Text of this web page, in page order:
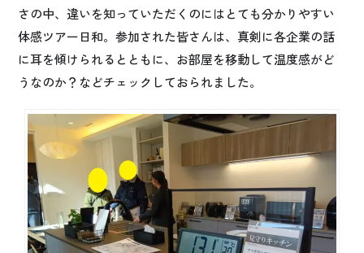
さの中、違いを知っていただくのにはとても分かりやすい
体感ツアー日和。参加された皆さんは、真剣に各企業の話
に耳を傾けられるとともに、お部屋を移動して温度感がど
うなのか？などチェックしておられました。